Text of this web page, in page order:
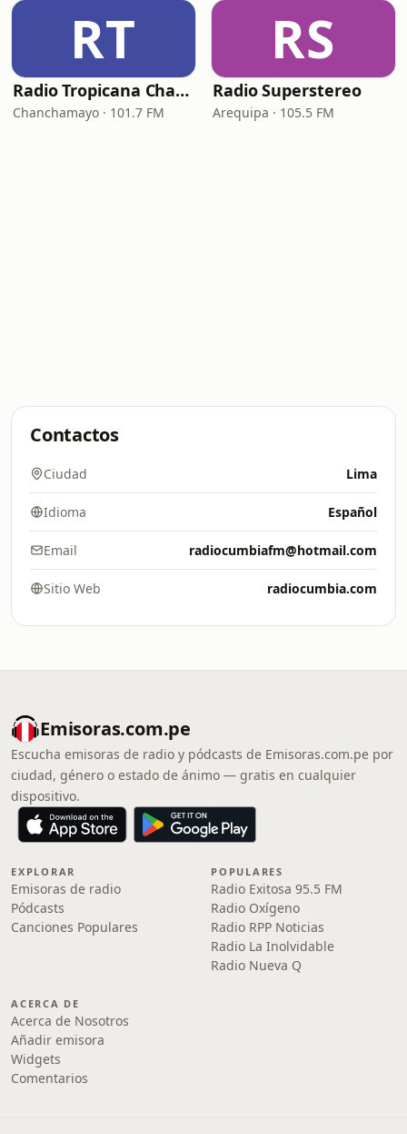
RT
Radio Tropicana Chanchamayo
Chanchamayo · 101.7 FM
RS
Radio Superstereo
Arequipa · 105.5 FM
Contactos
Ciudad Lima
Idioma Español
Email radiocumbiafm@hotmail.com
Sitio Web radiocumbia.com
Emisoras.com.pe
Escucha emisoras de radio y pódcasts de Emisoras.com.pe por
ciudad, género o estado de ánimo — gratis en cualquier
dispositivo.
EXPLORAR
Emisoras de radio
Pódcasts
Canciones Populares
POPULARES
Radio Exitosa 95.5 FM
Radio Oxígeno
Radio RPP Noticias
Radio La Inolvidable
Radio Nueva Q
ACERCA DE
Acerca de Nosotros
Añadir emisora
Widgets
Comentarios